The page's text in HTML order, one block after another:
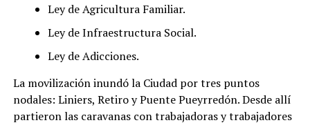
Ley de Agricultura Familiar.
Ley de Infraestructura Social.
Ley de Adicciones.
La movilización inundó la Ciudad por tres puntos
nodales: Liniers, Retiro y Puente Pueyrredón. Desde allí
partieron las caravanas con trabajadoras y trabajadores